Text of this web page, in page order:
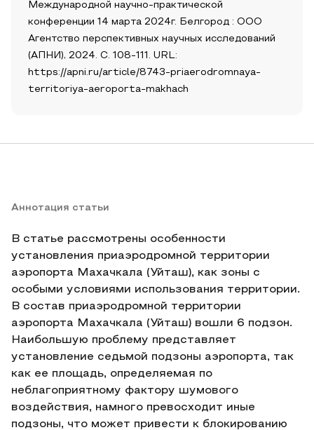
Международной научно-практической
конференции 14 марта 2024г. Белгород : ООО
Агентство перспективных научных исследований
(АПНИ), 2024. С. 108-111. URL:
https://apni.ru/article/8743-priaerodromnaya-
territoriya-aeroporta-makhach
Аннотация статьи
В статье рассмотрены особенности
установления приаэродромной территории
аэропорта Махачкала (Уйташ), как зоны с
особыми условиями использования территории.
В состав приаэродромной территории
аэропорта Махачкала (Уйташ) вошли 6 подзон.
Наибольшую проблему представляет
установление седьмой подзоны аэропорта, так
как ее площадь, определяемая по
неблагоприятному фактору шумового
воздействия, намного превосходит иные
подзоны, что может привести к блокированию